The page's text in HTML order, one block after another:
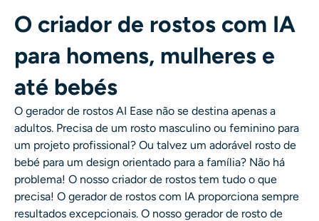
O criador de rostos com IA
para homens, mulheres e
até bebés
O gerador de rostos AI Ease não se destina apenas a
adultos. Precisa de um rosto masculino ou feminino para
um projeto profissional? Ou talvez um adorável rosto de
bebé para um design orientado para a família? Não há
problema! O nosso criador de rostos tem tudo o que
precisa! O gerador de rostos com IA proporciona sempre
resultados excepcionais. O nosso gerador de rosto de